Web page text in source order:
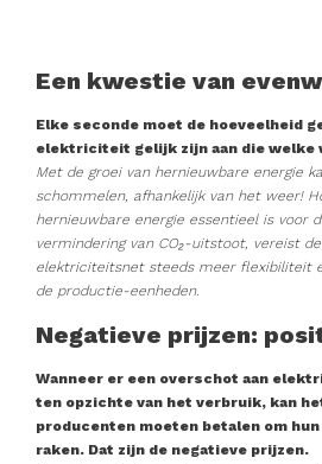
Een kwestie van
Elke seconde moet de hoeveelheid
elektriciteit gelijk zijn aan die
Met de groei van hernieuwbare energie
schommelen, afhankelijk van het weer!
hernieuwbare energie essentieel is voor
vermindering van CO₂-uitstoot, vereist
elektriciteitsnet steeds meer flexibiliteit
de productie-eenheden.
Negatieve prijzen:
Wanneer er een overschot aan
ten opzichte van het verbruik, kan
producenten moeten betalen om
raken. Dat zijn de negatieve prijzen.